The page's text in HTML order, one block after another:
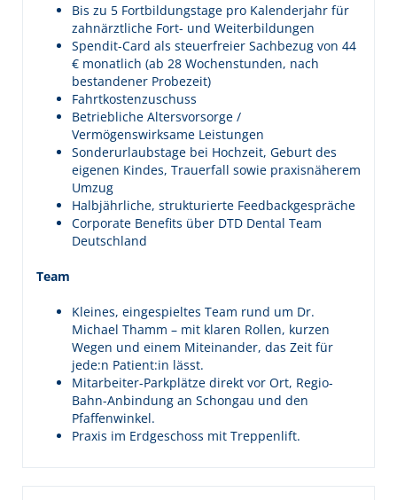
Bis zu 5 Fortbildungstage pro Kalenderjahr für
zahnärztliche Fort- und Weiterbildungen
Spendit-Card als steuerfreier Sachbezug von 44
€ monatlich (ab 28 Wochenstunden, nach
bestandener Probezeit)
Fahrtkostenzuschuss
Betriebliche Altersvorsorge /
Vermögenswirksame Leistungen
Sonderurlaubstage bei Hochzeit, Geburt des
eigenen Kindes, Trauerfall sowie praxisnäherem
Umzug
Halbjährliche, strukturierte Feedbackgespräche
Corporate Benefits über DTD Dental Team
Deutschland
Team
Kleines, eingespieltes Team rund um Dr.
Michael Thamm – mit klaren Rollen, kurzen
Wegen und einem Miteinander, das Zeit für
jede:n Patient:in lässt.
Mitarbeiter-Parkplätze direkt vor Ort, Regio-
Bahn-Anbindung an Schongau und den
Pfaffenwinkel.
Praxis im Erdgeschoss mit Treppenlift.